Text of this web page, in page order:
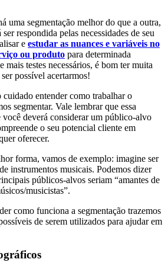
uma segmentação melhor do que a outra,
respondida pelas necessidades de seu
e estudar as nuances e variáveis no
ou produto para determinada
mais testes necessários, é bom ter muita
possível acertarmos!
entender como trabalhar o
segmentar. Vale lembrar que essa
você deverá considerar um público-alvo
o seu potencial cliente em
oferecer.
forma, vamos de exemplo: imagine ser
instrumentos musicais. Podemos dizer
públicos-alvos seriam “amantes de
musicistas”.
como funciona a segmentação trazemos
de serem utilizados para ajudar em